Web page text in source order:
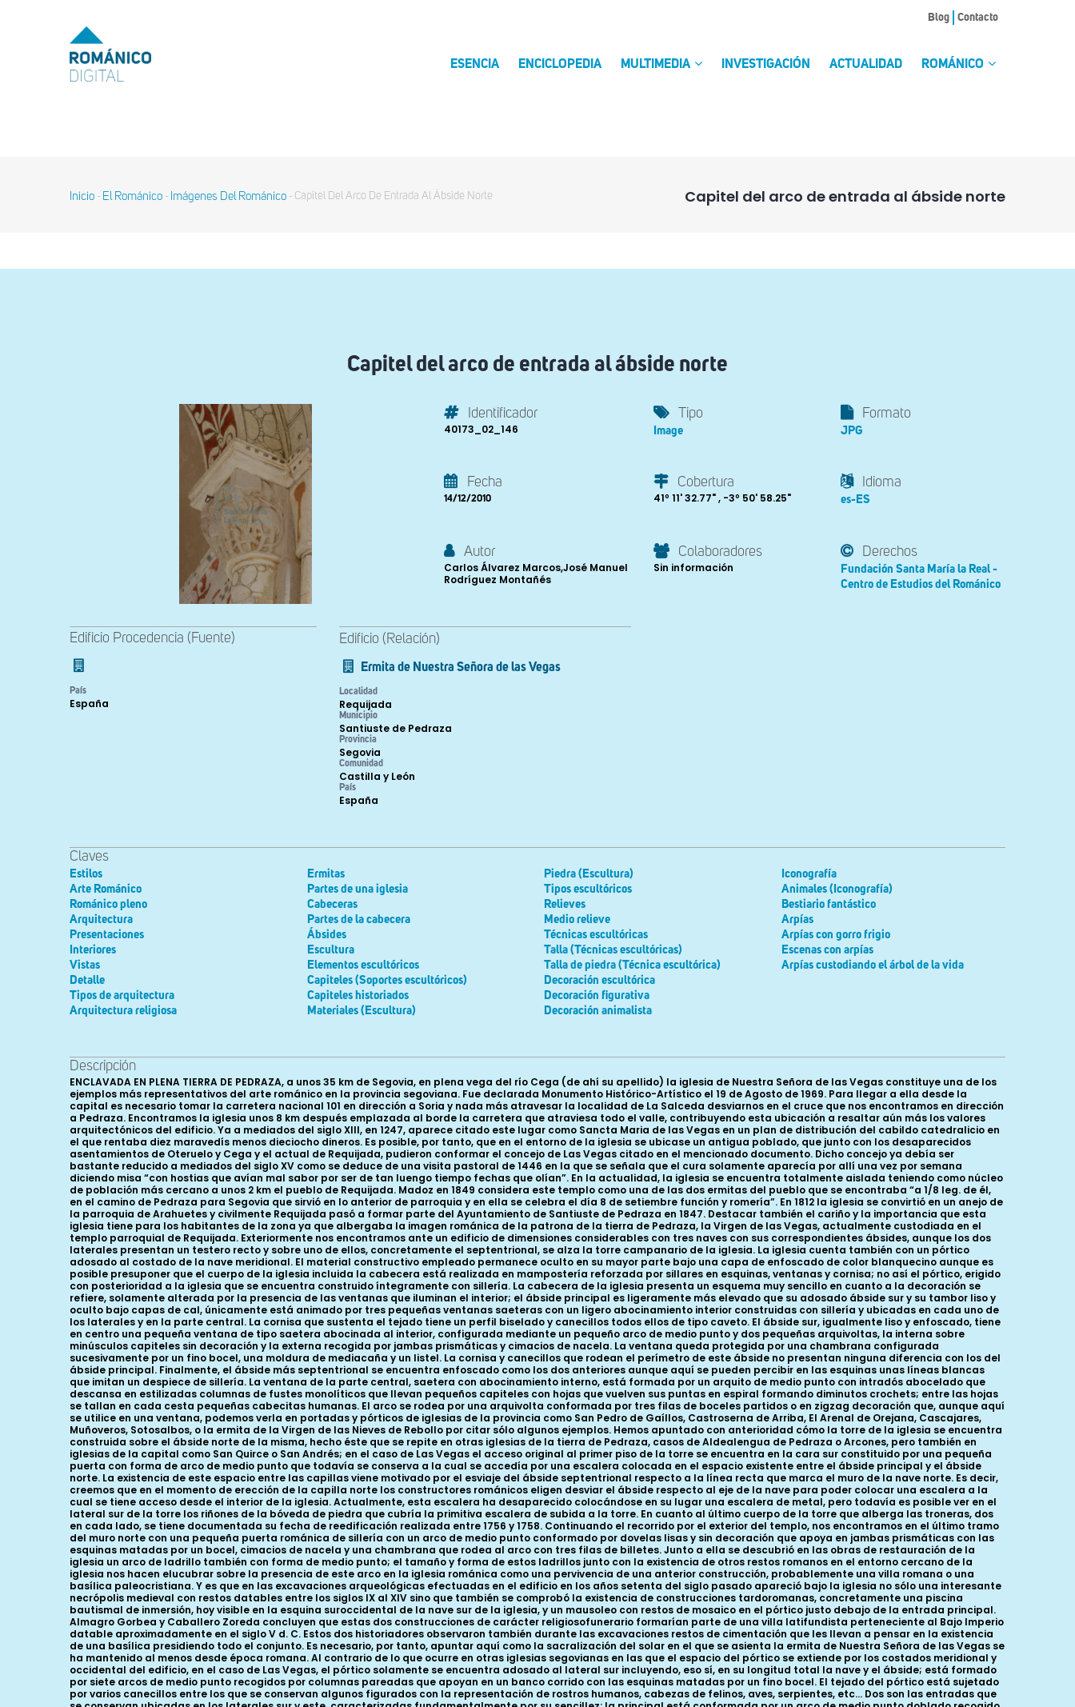
MENU
TOP
Blog Contacto
ESENCIA ENCICLOPEDIA MULTIMEDIA INVESTIGACIÓN ACTUALIDAD ROMÁNICO
Capitel del arco de entrada al ábside norte
Sobrescribir
Inicio - El Románico - Imágenes Del Románico - Capitel Del Arco De Entrada Al Ábside Norte
Capitel del arco de entrada al ábside norte
Identificador
40173_02_146
Tipo
Image
Formato
JPG
Fecha
14/12/2010
Cobertura
41º 11' 32.77" , -3º 50' 58.25"
Idioma
es-ES
Autor
Carlos Álvarez Marcos,José Manuel
Rodríguez Montañés
Colaboradores
Sin información
Derechos
Fundación Santa María la Real -
Centro de Estudios del Románico
Edificio Procedencia (Fuente)
País
España
Edificio (Relación)
Ermita de Nuestra Señora de las Vegas
Localidad
Requijada
Municipio
Santiuste de Pedraza
Provincia
Segovia
Comunidad
Castilla y León
País
España
Claves
Estilos
Arte Románico
Románico pleno
Arquitectura
Presentaciones
Interiores
Vistas
Detalle
Tipos de arquitectura
Arquitectura religiosa
Ermitas
Partes de una iglesia
Cabeceras
Partes de la cabecera
Ábsides
Escultura
Elementos escultóricos
Capiteles (Soportes escultóricos)
Capiteles historiados
Materiales (Escultura)
Piedra (Escultura)
Tipos escultóricos
Relieves
Medio relieve
Técnicas escultóricas
Talla (Técnicas escultóricas)
Talla de piedra (Técnica escultórica)
Decoración escultórica
Decoración figurativa
Decoración animalista
Iconografía
Animales (Iconografía)
Bestiario fantástico
Arpías
Arpías con gorro frigio
Escenas con arpías
Arpías custodiando el árbol de la vida
Descripción
ENCLAVADA EN PLENA TIERRA DE PEDRAZA, a unos 35 km de Segovia, en plena vega del río Cega (de ahí su apellido) la iglesia de Nuestra Señora de las Vegas constituye una de los ejemplos más representativos del arte románico en la provincia segoviana. Fue declarada Monumento Histórico-Artístico el 19 de Agosto de 1969. Para llegar a ella desde la capital es necesario tomar la carretera nacional 101 en dirección a Soria y nada más atravesar la localidad de La Salceda desviarnos en el cruce que nos encontramos en dirección a Pedraza. Encontramos la iglesia unos 8 km después emplazada al borde la carretera que atraviesa todo el valle, contribuyendo esta ubicación a resaltar aún más los valores arquitectónicos del edificio. Ya a mediados del siglo XIII, en 1247, aparece citado este lugar como Sancta Maria de las Vegas en un plan de distribución del cabildo catedralicio en el que rentaba diez maravedís menos dieciocho dineros. Es posible, por tanto, que en el entorno de la iglesia se ubicase un antigua poblado, que junto con los desaparecidos asentamientos de Oteruelo y Cega y el actual de Requijada, pudieron conformar el concejo de Las Vegas citado en el mencionado documento. Dicho concejo ya debía ser bastante reducido a mediados del siglo XV como se deduce de una visita pastoral de 1446 en la que se señala que el cura solamente aparecía por allí una vez por semana diciendo misa “con hostias que avían mal sabor por ser de tan luengo tiempo fechas que olían”. En la actualidad, la iglesia se encuentra totalmente aislada teniendo como núcleo de población más cercano a unos 2 km el pueblo de Requijada. Madoz en 1849 considera este templo como una de las dos ermitas del pueblo que se encontraba “a 1/8 leg. de él, en el camino de Pedraza para Segovia que sirvió en lo anterior de parroquia y en ella se celebra el día 8 de setiembre función y romería”. En 1812 la iglesia se convirtió en un anejo de la parroquia de Arahuetes y civilmente Requijada pasó a formar parte del Ayuntamiento de Santiuste de Pedraza en 1847. Destacar también el cariño y la importancia que esta iglesia tiene para los habitantes de la zona ya que albergaba la imagen románica de la patrona de la tierra de Pedraza, la Virgen de las Vegas, actualmente custodiada en el templo parroquial de Requijada. Exteriormente nos encontramos ante un edificio de dimensiones considerables con tres naves con sus correspondientes ábsides, aunque los dos laterales presentan un testero recto y sobre uno de ellos, concretamente el septentrional, se alza la torre campanario de la iglesia. La iglesia cuenta también con un pórtico adosado al costado de la nave meridional. El material constructivo empleado permanece oculto en su mayor parte bajo una capa de enfoscado de color blanquecino aunque es posible presuponer que el cuerpo de la iglesia incluida la cabecera está realizada en mampostería reforzada por sillares en esquinas, ventanas y cornisa; no así el pórtico, erigido con posterioridad a la iglesia que se encuentra construido íntegramente con sillería. La cabecera de la iglesia presenta un esquema muy sencillo en cuanto a la decoración se refiere, solamente alterada por la presencia de las ventanas que iluminan el interior; el ábside principal es ligeramente más elevado que su adosado ábside sur y su tambor liso y oculto bajo capas de cal, únicamente está animado por tres pequeñas ventanas saeteras con un ligero abocinamiento interior construidas con sillería y ubicadas en cada uno de los laterales y en la parte central. La cornisa que sustenta el tejado tiene un perfil biselado y canecillos todos ellos de tipo caveto. El ábside sur, igualmente liso y enfoscado, tiene en centro una pequeña ventana de tipo saetera abocinada al interior, configurada mediante un pequeño arco de medio punto y dos pequeñas arquivoltas, la interna sobre minúsculos capiteles sin decoración y la externa recogida por jambas prismáticas y cimacios de nacela. La ventana queda protegida por una chambrana configurada sucesivamente por un fino bocel, una moldura de mediacaña y un listel. La cornisa y canecillos que rodean el perímetro de este ábside no presentan ninguna diferencia con los del ábside principal. Finalmente, el ábside más septentrional se encuentra enfoscado como los dos anteriores aunque aquí se pueden percibir en las esquinas unas líneas blancas que imitan un despiece de sillería. La ventana de la parte central, saetera con abocinamiento interno, está formada por un arquito de medio punto con intradós abocelado que descansa en estilizadas columnas de fustes monolíticos que llevan pequeños capiteles con hojas que vuelven sus puntas en espiral formando diminutos crochets; entre las hojas se tallan en cada cesta pequeñas cabecitas humanas. El arco se rodea por una arquivolta conformada por tres filas de boceles partidos o en zigzag decoración que, aunque aquí se utilice en una ventana, podemos verla en portadas y pórticos de iglesias de la provincia como San Pedro de Gaíllos, Castroserna de Arriba, El Arenal de Orejana, Cascajares, Muñoveros, Sotosalbos, o la ermita de la Virgen de las Nieves de Rebollo por citar sólo algunos ejemplos. Hemos apuntado con anterioridad cómo la torre de la iglesia se encuentra construida sobre el ábside norte de la misma, hecho éste que se repite en otras iglesias de la tierra de Pedraza, casos de Aldealengua de Pedraza o Arcones, pero también en iglesias de la capital como San Quirce o San Andrés; en el caso de Las Vegas el acceso original al primer piso de la torre se encuentra en la cara sur constituido por una pequeña puerta con forma de arco de medio punto que todavía se conserva a la cual se accedía por una escalera colocada en el espacio existente entre el ábside principal y el ábside norte. La existencia de este espacio entre las capillas viene motivado por el esviaje del ábside septentrional respecto a la línea recta que marca el muro de la nave norte. Es decir, creemos que en el momento de erección de la capilla norte los constructores románicos eligen desviar el ábside respecto al eje de la nave para poder colocar una escalera a la cual se tiene acceso desde el interior de la iglesia. Actualmente, esta escalera ha desaparecido colocándose en su lugar una escalera de metal, pero todavía es posible ver en el lateral sur de la torre los riñones de la bóveda de piedra que cubría la primitiva escalera de subida a la torre. En cuanto al último cuerpo de la torre que alberga las troneras, dos en cada lado, se tiene documentada su fecha de reedificación realizada entre 1756 y 1758. Continuando el recorrido por el exterior del templo, nos encontramos en el último tramo del muro norte con una pequeña puerta románica de sillería con un arco de medio punto conformado por dovelas lisas y sin decoración que apoya en jambas prismáticas con las esquinas matadas por un bocel, cimacios de nacela y una chambrana que rodea al arco con tres filas de billetes. Junto a ella se descubrió en las obras de restauración de la iglesia un arco de ladrillo también con forma de medio punto; el tamaño y forma de estos ladrillos junto con la existencia de otros restos romanos en el entorno cercano de la iglesia nos hacen elucubrar sobre la presencia de este arco en la iglesia románica como una pervivencia de una anterior construcción, probablemente una villa romana o una basílica paleocristiana. Y es que en las excavaciones arqueológicas efectuadas en el edificio en los años setenta del siglo pasado apareció bajo la iglesia no sólo una interesante necrópolis medieval con restos datables entre los siglos IX al XIV sino que también se comprobó la existencia de construcciones tardoromanas, concretamente una piscina bautismal de inmersión, hoy visible en la esquina suroccidental de la nave sur de la iglesia, y un mausoleo con restos de mosaico en el pórtico justo debajo de la entrada principal. Almagro Gorbea y Caballero Zoreda concluyen que estas dos construcciones de carácter religiosofunerario formarían parte de una villa latifundista perteneciente al Bajo Imperio datable aproximadamente en el siglo V d. C. Estos dos historiadores observaron también durante las excavaciones restos de cimentación que les llevan a pensar en la existencia de una basílica presidiendo todo el conjunto. Es necesario, por tanto, apuntar aquí como la sacralización del solar en el que se asienta la ermita de Nuestra Señora de las Vegas se ha mantenido al menos desde época romana. Al contrario de lo que ocurre en otras iglesias segovianas en las que el espacio del pórtico se extiende por los costados meridional y occidental del edificio, en el caso de Las Vegas, el pórtico solamente se encuentra adosado al lateral sur incluyendo, eso sí, en su longitud total la nave y el ábside; está formado por siete arcos de medio punto recogidos por columnas pareadas que apoyan en un banco corrido con las esquinas matadas por un fino bocel. El tejado del pórtico está sujetado por varios canecillos entre los que se conservan algunos figurados con la representación de rostros humanos, cabezas de felinos, aves, serpientes, etc... Dos son las entradas que se conservan ubicadas en los laterales sur y este, caracterizadas fundamentalmente por su sencillez: la principal está conformada por un arco de medio punto doblado recogido por jamas prismáticas lisas y trasdosado por una chambrana con perfil de media caña y listel. En los cimacios se conserva una decoración a base de estrellas de cuatro puntas inscritas en un doble círculo formado por un entrelazo vegetal. La entrada ubicado en el lado este del pórtico, bastante deteriorada, tiene también un arco de medio punto de doble rosca completado por chambrana y cimacio de nacela. Como ya hemos apuntado, son siete los arcos que conforman esta estancia todos ellos de formato muy similar apoyados en dobles columnas coronadas por interesantes capiteles. Comenzando la descripción de este a oeste, nos encontramos primero con una escena mitológica tallándose en las caras estrechas de la c